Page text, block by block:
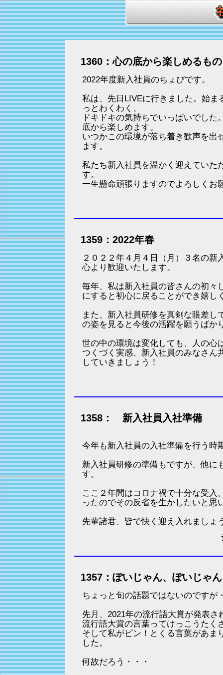
1360：心の底から楽しめるもの
2022年度新入社員のちょびです。
私は、先日LIVEに行きました。始ま
っとわくわく、
ドキドキの気持ちでいっぱいでした
底から楽しめます。
いつかこの環境が落ち着き歓声を出
ます。
私たち新入社員を温かく迎えていた
す。
一生懸命頑張りますのでよろしくお
1359：2022年春
２０２２年４月４日（月）３名の新
心より歓迎いたします。
毎年、私は新入社員の皆さんの初々
にすると初心に戻ることができ嬉し
また、新入社員研修を真剣な眼差し
の姿を見ると今後の活躍を願うばか
世の中の環境は変化しても、人の心
つくづく実感、新入社員のみなさん
していきましょう！
1358： 新入社員入社準備
今年も新入社員の入社準備を行う時
新入社員研修の準備もですが、他に
す。
ここ２年間はコロナ禍で十分な受入
ったのでその反省を生かしたいと思
先輩諸君、皆で快く迎え入れましょ
1357：ぽいじゃん、ぽいじゃん
ちょっと旬の話題ではないのですが
先月、2021年の流行語大賞が発表さ
流行語大賞の言葉ってけっこうたく
そして私がピン！とくる言葉があま
した。
何故だろう・・・